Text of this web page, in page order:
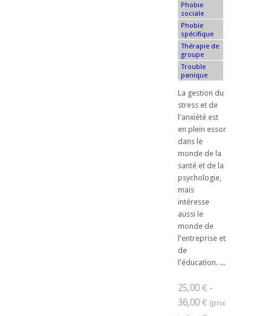
Phobie
sociale
Phobie
spécifique
Thérapie de
groupe
Trouble
panique
La gestion du
stress et de
l'anxiété est
en plein essor
dans le
monde de la
santé et de la
psychologie,
mais
intéresse
aussi le
monde de
l'entreprise et
de
l'éducation. ...
25,00 € -
36,00 €